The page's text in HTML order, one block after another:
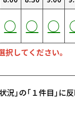
○ ○ ○
○ ○ ○
○ ○ ○
してください。
」の「１件目」に反